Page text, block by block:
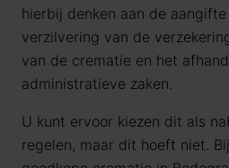
hierbij denken aan de
verzilvering van de
van de crematie en het
administratieve zaken.
U kunt ervoor kiezen dit als
regelen, maar dit hoeft niet.